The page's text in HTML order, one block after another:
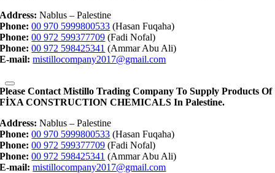
Address: Nablus – Palestine
Phone: 00 970 5999800533 (Hasan Fuqaha)
Phone: 00 972 599377709 (Fadi Nofal)
Phone: 00 972 598425341 (Ammar Abu Ali)
E-mail: mistillocompany2017@gmail.com
Please Contact Mistillo Trading Company To Supply Products Of
FİXA CONSTRUCTION CHEMICALS In Palestine.
Address: Nablus – Palestine
Phone: 00 970 5999800533 (Hasan Fuqaha)
Phone: 00 972 599377709 (Fadi Nofal)
Phone: 00 972 598425341 (Ammar Abu Ali)
E-mail: mistillocompany2017@gmail.com